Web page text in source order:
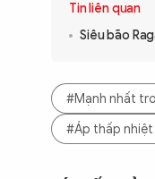
Tin liên quan
Siêu bão
#Mạnh nhất
#Áp thấp nhiệt